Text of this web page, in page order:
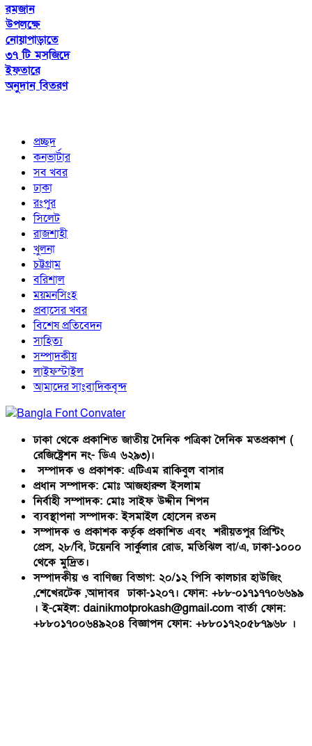
রমজান
উপলক্ষে
নোয়াপাড়াতে
৩৭ টি মসজিদে
ইফতারে
অনুদান বিতরণ
প্রচ্ছদ
কনভার্টার
সব খবর
ঢাকা
রংপুর
সিলেট
রাজশাহী
খুলনা
চট্টগ্রাম
বরিশাল
ময়মনসিংহ
প্রবাসের খবর
বিশেষ প্রতিবেদন
সাহিত্য
সম্পাদকীয়
লাইফস্টাইল
আমাদের সাংবাদিকবৃন্দ
ঢাকা থেকে প্রকাশিত জাতীয় দৈনিক পত্রিকা দৈনিক মতপ্রকাশ (
রেজিষ্ট্রেশন নং- ডিএ ৬২৯৩)।
সম্পাদক ও প্রকাশক: এটিএম রাকিবুল বাসার
প্রধান সম্পাদক: মোঃ আজহারুল ইসলাম
নির্বাহী সম্পাদক: মোঃ সাইফ উদ্দীন শিপন
ব্যবস্থাপনা সম্পাদক: ইসমাইল হোসেন রতন
সম্পাদক ও প্রকাশক কর্তৃক প্রকাশিত এবং শরীয়তপুর প্রিন্টিং
প্রেস, ২৮/বি, টয়েনবি সার্কুলার রোড, মতিঝিল বা/এ, ঢাকা-১০০০
থেকে মুদ্রিত।
সম্পাদকীয় ও বাণিজ্য বিভাগ: ২০/১২ পিসি কালচার হাউজিং
,শেখেরটেক ,আদাবর ঢাকা-১২০৭। ফোন: +৮৮-০১৭১৭৭০৬৬৯৯
। ই-মেইল: dainikmotprokash@gmail.com বার্তা ফোন:
+৮৮০১৭০০৬৪৯২০৪ বিজ্ঞাপন ফোন: +৮৮০১৭২০৫৮৭৯৬৮ ।